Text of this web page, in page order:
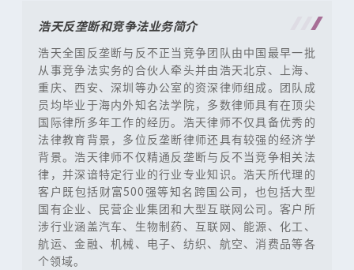
浩天反垄断和竞争法业务简介
浩天全国反垄断与反不正当竞争团队由中国最早一批
从事竞争法实务的合伙人牵头并由浩天北京、上海、
重庆、西安、深圳等办公室的资深律师组成。团队成
员均毕业于海内外知名法学院，多数律师具有在顶尖
国际律所多年工作的经历。浩天律师不仅具备优秀的
法律教育背景，多位反垄断律师还具有较强的经济学
背景。浩天律师不仅精通反垄断与反不当竞争相关法
律，并深谙特定行业的行业专业知识。浩天所代理的
客户既包括财富500强等知名跨国公司，也包括大型
国有企业、民营企业集团和大型互联网公司。客户所
涉行业涵盖汽车、生物制药、互联网、能源、化工、
航运、金融、机械、电子、纺织、航空、消费品等各
个领域。